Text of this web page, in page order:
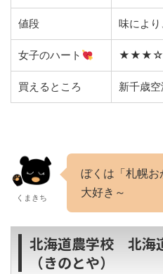
値段 味によ
女子のハート
買えるところ 新千歳
くまきち
ぼくは「札幌お
大好き～
北海道農学校 北海
（きのとや）